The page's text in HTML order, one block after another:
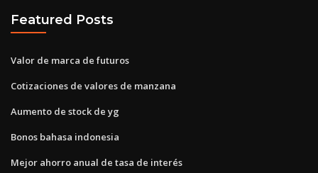
Featured Posts
Valor de marca de futuros
Cotizaciones de valores de manzana
Aumento de stock de yg
Bonos bahasa indonesia
Mejor ahorro anual de tasa de interés